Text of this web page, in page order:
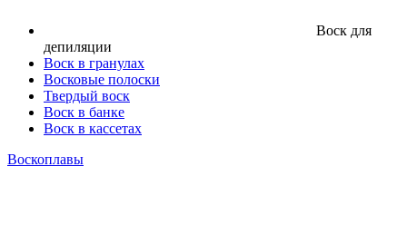
Воск для
депиляции
Воск в гранулах
Восковые полоски
Твердый воск
Воск в банке
Воск в кассетах
Воскоплавы